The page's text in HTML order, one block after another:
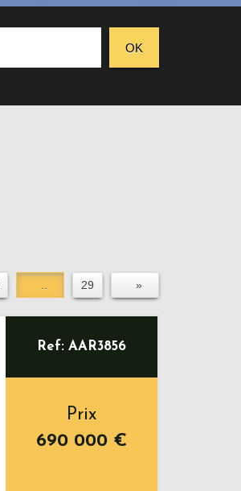
OK
29 »
Ref: AAR3856
Prix
690 000 €